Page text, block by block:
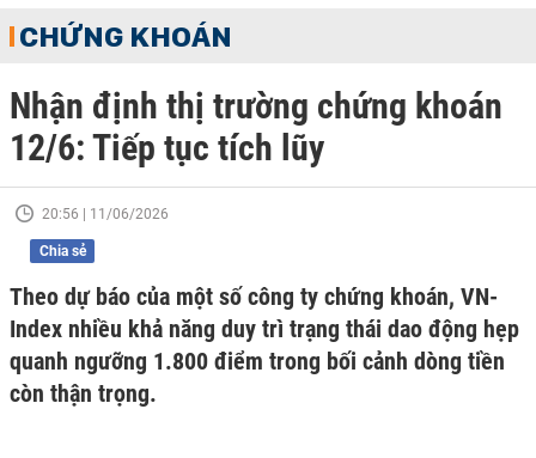
CHỨNG KHOÁN
Nhận định thị trường chứng khoán
12/6: Tiếp tục tích lũy
20:56 | 11/06/2026
Chia sẻ
Theo dự báo của một số công ty chứng khoán, VN-
Index nhiều khả năng duy trì trạng thái dao động hẹp
quanh ngưỡng 1.800 điểm trong bối cảnh dòng tiền
còn thận trọng.